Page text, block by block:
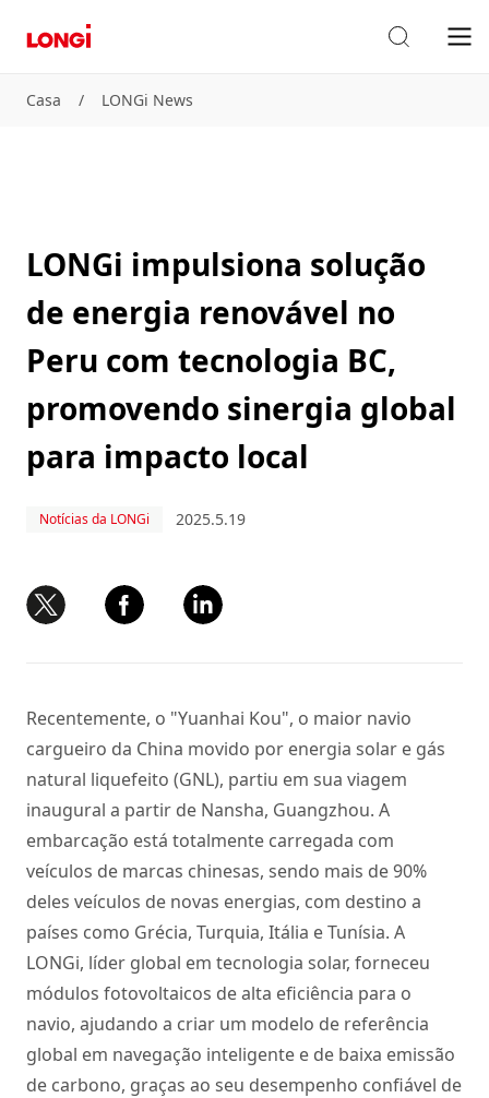
Casa / LONGi News
LONGi impulsiona solução
de energia renovável no
Peru com tecnologia BC,
promovendo sinergia global
para impacto local
Notícias da LONGi 2025.5.19
Recentemente, o "Yuanhai Kou", o maior navio
cargueiro da China movido por energia solar e gás
natural liquefeito (GNL), partiu em sua viagem
inaugural a partir de Nansha, Guangzhou. A
embarcação está totalmente carregada com
veículos de marcas chinesas, sendo mais de 90%
deles veículos de novas energias, com destino a
países como Grécia, Turquia, Itália e Tunísia. A
LONGi, líder global em tecnologia solar, forneceu
módulos fotovoltaicos de alta eficiência para o
navio, ajudando a criar um modelo de referência
global em navegação inteligente e de baixa emissão
de carbono, graças ao seu desempenho confiável de